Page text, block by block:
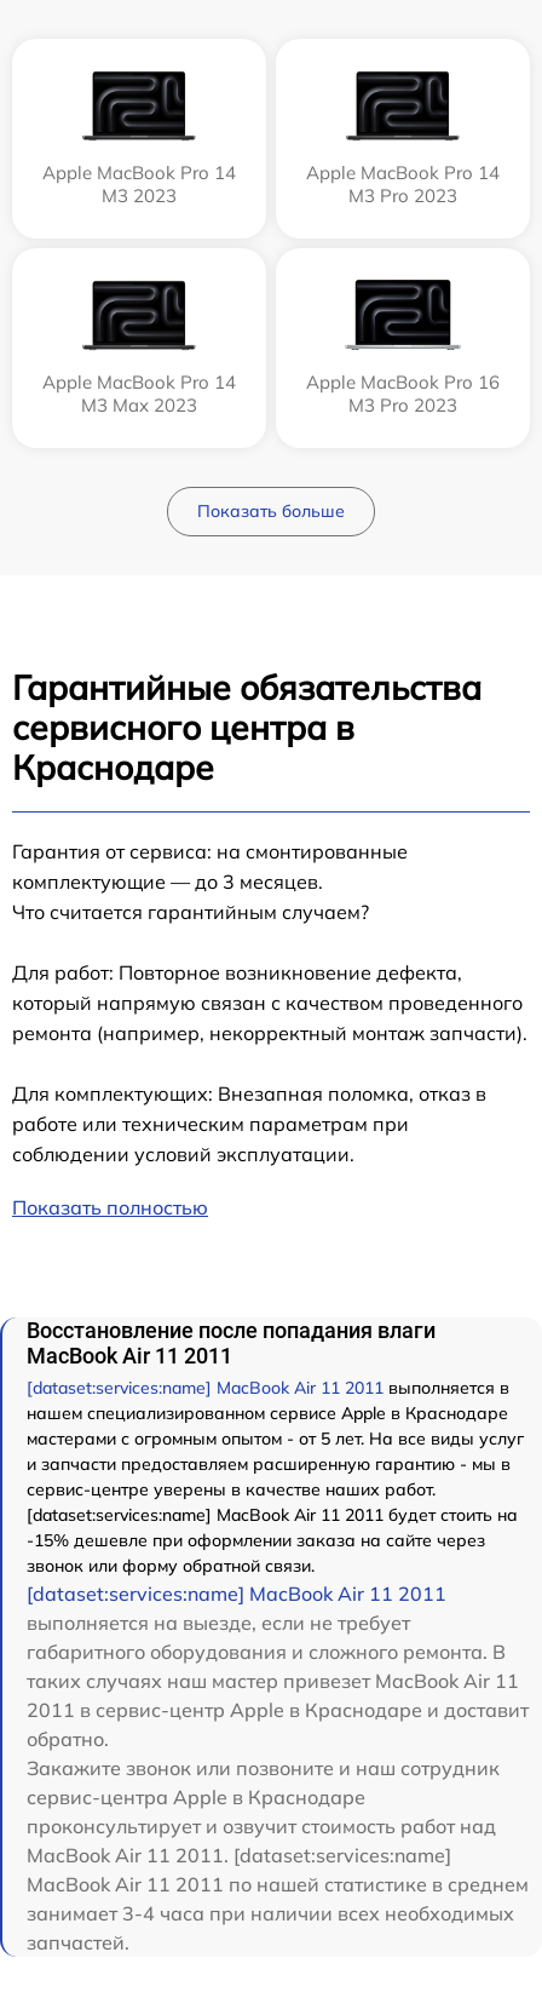
Apple MacBook Pro 14
M3 2023
Apple MacBook Pro 14
M3 Pro 2023
Apple MacBook Pro 14
M3 Max 2023
Apple MacBook Pro 16
M3 Pro 2023
Показать больше
Гарантийные обязательства
сервисного центра в
Краснодаре
Гарантия от сервиса: на смонтированные
комплектующие — до 3 месяцев.
Что считается гарантийным случаем?
Для работ: Повторное возникновение дефекта,
который напрямую связан с качеством проведенного
ремонта (например, некорректный монтаж запчасти).
Для комплектующих: Внезапная поломка, отказ в
работе или техническим параметрам при
соблюдении условий эксплуатации.
Показать полностью
Восстановление после попадания влаги
MacBook Air 11 2011
[dataset:services:name] MacBook Air 11 2011 выполняется в
нашем специализированном сервисе Apple в Краснодаре
мастерами с огромным опытом - от 5 лет. На все виды услуг
и запчасти предоставляем расширенную гарантию - мы в
сервис-центре уверены в качестве наших работ.
[dataset:services:name] MacBook Air 11 2011 будет стоить на
-15% дешевле при оформлении заказа на сайте через
звонок или форму обратной связи.
[dataset:services:name] MacBook Air 11 2011
выполняется на выезде, если не требует
габаритного оборудования и сложного ремонта. В
таких случаях наш мастер привезет MacBook Air 11
2011 в сервис-центр Apple в Краснодаре и доставит
обратно.
Закажите звонок или позвоните и наш сотрудник
сервис-центра Apple в Краснодаре
проконсультирует и озвучит стоимость работ над
MacBook Air 11 2011. [dataset:services:name]
MacBook Air 11 2011 по нашей статистике в среднем
занимает 3-4 часа при наличии всех необходимых
запчастей.